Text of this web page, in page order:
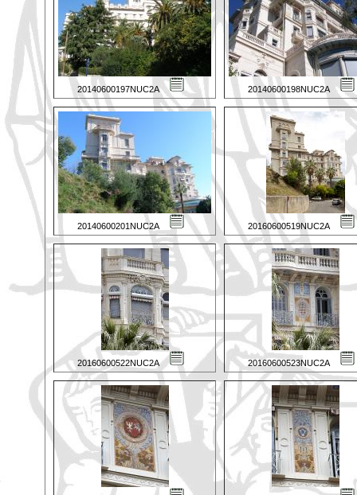
20140600197NUC2A 20140600198NUC2A
20140600201NUC2A 20160600519NUC2A
20160600522NUC2A 20160600523NUC2A